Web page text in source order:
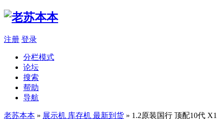
注册 登录
分栏模式
论坛
搜索
帮助
导航
老苏本本 » 展示机 库存机 最新到货 » 1.2原装国行 顶配10代